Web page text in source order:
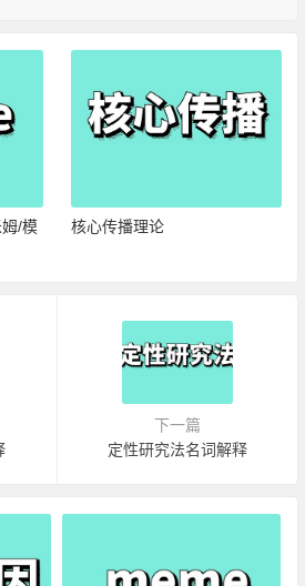
/模
核心传播理论
下一篇
定性研究法名词解释